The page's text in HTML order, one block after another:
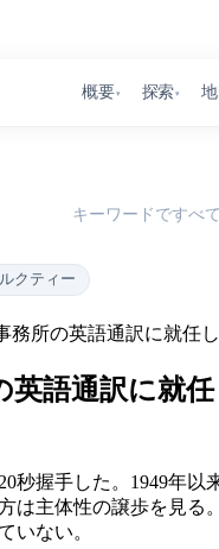
概要▾ 探索▾ 地
キーワードですべ
クティー
務所の英語通訳に就任
語通訳に就
秒握手した。1949年
は主体性の譲歩を見
いない。